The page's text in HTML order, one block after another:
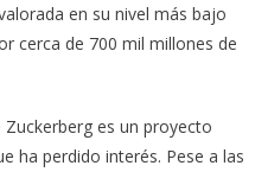
en su nivel más bajo
cerca de 700 mil millones de
es un proyecto
ha perdido interés. Pese a las